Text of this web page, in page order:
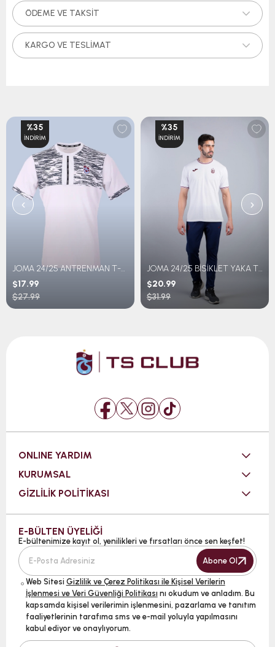
ÖDEME VE TAKSIT
KARGO VE TESLIMAT
JOMA 24/25 ANTRENMAN T-SHIRT GENÇ
$17.99
$27.99
%35
İNDIRIM
JOMA 24/25 BİSİKLET YAKA T-SHIRT
$20.99
$31.99
%35
İNDIRIM
‹ ›
ONLINE YARDIM
KURUMSAL
GİZLİLİK POLİTİKASI
E-BÜLTEN ÜYELİĞİ
E-bültenimize kayıt ol, yenilikleri ve fırsatları önce sen keşfet!
Abone Ol
Web Sitesi Gizlilik ve Çerez Politikası ile Kişisel Verilerin
İşlenmesi ve Veri Güvenliği Politikası nı okudum ve anladım. Bu
kapsamda kişisel verilerimin işlenmesini, pazarlama ve tanıtım
faaliyetlerinin tarafıma sms ve e-mail yoluyla yapılmasını
kabul ediyor ve onaylıyorum.